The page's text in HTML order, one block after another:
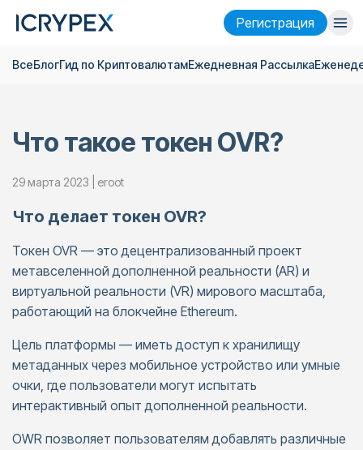
Pегистрация
Войти Pегистрация
Компания
Помощь
Фьючерсыx50
Language Русский
Тема
ВсеБлогГид по КриптовалютамЕжедневная Pассылка
Что такое токен OVR?
29 марта 2023 | eroot
Что делает токен OVR?
Токен OVR — это децентрализованный проект
метавселенной дополненной реальности (AR) и
виртуальной реальности (VR) мирового масштаба,
работающий на блокчейне Ethereum.
Цель платформы — иметь доступ к хранилищу
метаданных через мобильное устройство или умные
очки, где пользователи могут испытать
интерактивный опыт дополненной реальности.
OWR позволяет пользователям добавлять различные